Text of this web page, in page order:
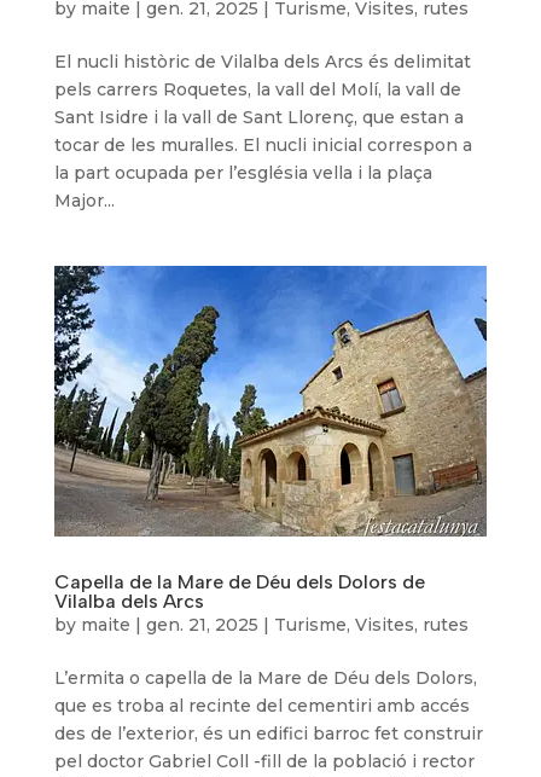
by maite | gen. 21, 2025 | Turisme, Visites, rutes
El nucli històric de Vilalba dels Arcs és delimitat
pels carrers Roquetes, la vall del Molí, la vall de
Sant Isidre i la vall de Sant Llorenç, que estan a
tocar de les muralles. El nucli inicial correspon a
la part ocupada per l’església vella i la plaça
Major...
Capella de la Mare de Déu dels Dolors de
Vilalba dels Arcs
by maite gen. 21, 2025 Turisme, Visites, rutes
L’ermita o capella de la Mare de Déu dels Dolors,
que es troba al recinte del cementiri amb accés
des de l’exterior, és un edifici barroc fet construir
pel doctor Gabriel Coll -fill de la població i rector